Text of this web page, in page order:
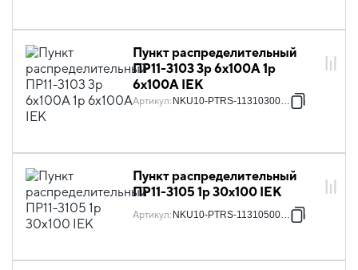
Пункт распределительный
ПР11-3103 3p 6х100А 1p
6х100А IEK
Артикул: NKU10-PTRS-11310300-01
Пункт распределительный
ПР11-3105 1p 30х100 IEK
Артикул: NKU10-PTRS-11310500-01